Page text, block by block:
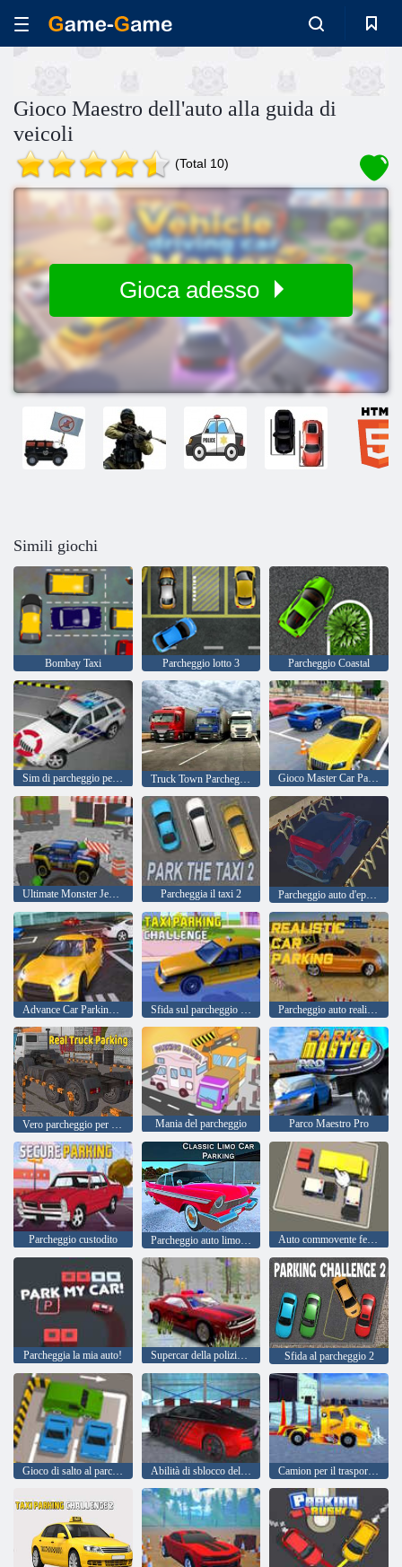
Gioco Maestro dell'auto alla guida di
veicoli
(Total 10)
Gioca adesso
Simili giochi
Bombay Taxi Parcheggio lotto 3 Parcheggio Coastal
Sim di parcheggio per auto della polizia moderna 2022 Truck Town Parcheggio Auto 2022 Gioco Master Car Parking 2022 3D
Parcheggia il taxi 2 Parcheggio auto d'epoca
Vero parcheggio per camion Mania del parcheggio Parco Maestro Pro
Parcheggio custodito Parcheggio auto limousine classico Auto commovente felice
Parcheggia la mia auto! Supercar della polizia che parcheggia la mania Sfida al parcheggio 2
Abilità di sblocco delle supercar di parcheggio